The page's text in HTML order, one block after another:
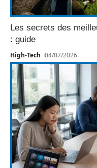
Les secrets des
: guide
High-Tech 04/07/2026